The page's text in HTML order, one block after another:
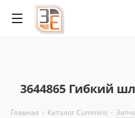
3644865 Гибкий
Главная - Каталог Cummins -